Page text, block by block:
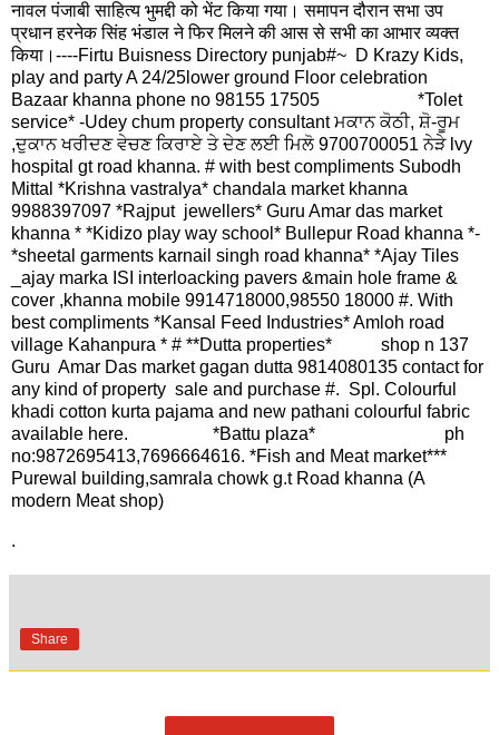
नावल पंजाबी साहित्य भुमद्दी को भेंट किया गया। समापन दौरान सभा उप
प्रधान हरनेक सिंह भंडाल ने फिर मिलने की आस से सभी का आभार व्यक्त
किया।----Firtu Buisness Directory punjab#~ D Krazy Kids,
play and party A 24/25lower ground Floor celebration
Bazaar khanna phone no 98155 17505 *Tolet
service* -Udey chum property consultant ਮਕਾਨ ਕੋਠੀ, ਸ਼ੋ-ਰੂਮ
,ਦੁਕਾਨ ਖਰੀਦਣ ਵੇਚਣ ਕਿਰਾਏ ਤੇ ਦੇਣ ਲਈ ਮਿਲੋ 9700700051 ਨੇੜੇ lvy
hospital gt road khanna. # with best compliments Subodh
Mittal *Krishna vastralya* chandala market khanna
9988397097 *Rajput jewellers* Guru Amar das market
khanna * *Kidizo play way school* Bullepur Road khanna *-
*sheetal garments karnail singh road khanna* *Ajay Tiles
_ajay marka ISI interloacking pavers &main hole frame &
cover ,khanna mobile 9914718000,98550 18000 #. With
best compliments *Kansal Feed Industries* Amloh road
village Kahanpura * # **Dutta properties* shop n 137
Guru Amar Das market gagan dutta 9814080135 contact for
any kind of property sale and purchase #. Spl. Colourful
khadi cotton kurta pajama and new pathani colourful fabric
available here. *Battu plaza* ph
no:9872695413,7696664616. *Fish and Meat market***
Purewal building,samrala chowk g.t Road khanna (A
modern Meat shop)
.
Share